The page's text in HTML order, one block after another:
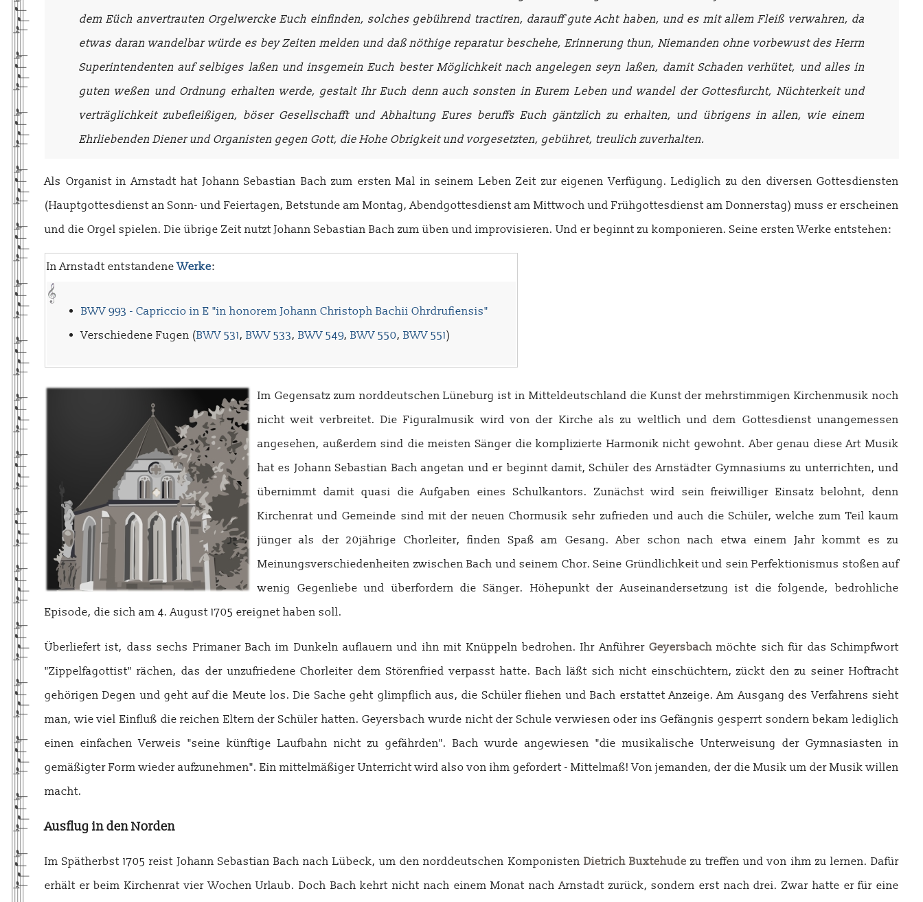
dem Eüch anvertrauten Orgelwercke Euch einfinden, solches gebührend tractiren, darauff gute Acht haben, und es mit allem Fleiß verwahren, da
etwas daran wandelbar würde es bey Zeiten melden und daß nöthige reparatur beschehe, Erinnerung thun, Niemanden ohne vorbewust des Herrn
Superintendenten auf selbiges laßen und insgemein Euch bester Möglichkeit nach angelegen seyn laßen, damit Schaden verhütet, und alles in
guten weßen und Ordnung erhalten werde, gestalt Ihr Euch denn auch sonsten in Eurem Leben und wandel der Gottesfurcht, Nüchterkeit und
verträglichkeit zubefleißigen, böser Gesellschafft und Abhaltung Eures beruffs Euch gäntzlich zu erhalten, und übrigens in allen, wie einem
Ehrliebenden Diener und Organisten gegen Gott, die Hohe Obrigkeit und vorgesetzten, gebühret, treulich zuverhalten.
Als Organist in Arnstadt hat Johann Sebastian Bach zum ersten Mal in seinem Leben Zeit zur eigenen Verfügung. Lediglich zu den diversen Gottesdiensten
(Hauptgottesdienst an Sonn- und Feiertagen, Betstunde am Montag, Abendgottesdienst am Mittwoch und Frühgottesdienst am Donnerstag) muss er erscheinen
und die Orgel spielen. Die übrige Zeit nutzt Johann Sebastian Bach zum üben und improvisieren. Und er beginnt zu komponieren. Seine ersten Werke entstehen:
In Arnstadt entstandeneWerke:
BWV 993 - Capriccio in E "in honorem Johann Christoph Bachii Ohrdrufiensis"
Verschiedene Fugen (BWV 531, BWV 533, BWV 549, BWV 550, BWV 551)
Im Gegensatz zum norddeutschen Lüneburg ist in Mitteldeutschland die Kunst der mehrstimmigen Kirchenmusik noch
nicht weit verbreitet. Die Figuralmusik wird von der Kirche als zu weltlich und dem Gottesdienst unangemessen
angesehen, außerdem sind die meisten Sänger die komplizierte Harmonik nicht gewohnt. Aber genau diese Art Musik
hat es Johann Sebastian Bach angetan und er beginnt damit, Schüler des Arnstädter Gymnasiums zu unterrichten, und
übernimmt damit quasi die Aufgaben eines Schulkantors. Zunächst wird sein freiwilliger Einsatz belohnt, denn
Kirchenrat und Gemeinde sind mit der neuen Chormusik sehr zufrieden und auch die Schüler, welche zum Teil kaum
jünger als der 20jährige Chorleiter, finden Spaß am Gesang. Aber schon nach etwa einem Jahr kommt es zu
Meinungsverschiedenheiten zwischen Bach und seinem Chor. Seine Gründlichkeit und sein Perfektionismus stoßen auf
wenig Gegenliebe und überfordern die Sänger. Höhepunkt der Auseinandersetzung ist die folgende, bedrohliche
Episode, die sich am 4. August 1705 ereignet haben soll.
Überliefert ist, dass sechs Primaner Bach im Dunkeln auflauern und ihn mit Knüppeln bedrohen. Ihr AnführerGeyersbach möchte sich für das Schimpfwort
"Zippelfagottist" rächen, das der unzufriedene Chorleiter dem Störenfried verpasst hatte. Bach läßt sich nicht einschüchtern, zückt den zu seiner Hoftracht
gehörigen Degen und geht auf die Meute los. Die Sache geht glimpflich aus, die Schüler fliehen und Bach erstattet Anzeige. Am Ausgang des Verfahrens sieht
man, wie viel Einfluß die reichen Eltern der Schüler hatten. Geyersbach wurde nicht der Schule verwiesen oder ins Gefängnis gesperrt sondern bekam lediglich
einen einfachen Verweis "seine künftige Laufbahn nicht zu gefährden". Bach wurde angewiesen "die musikalische Unterweisung der Gymnasiasten in
gemäßigter Form wieder aufzunehmen". Ein mittelmäßiger Unterricht wird also von ihm gefordert - Mittelmaß! Von jemanden, der die Musik um der Musik willen
macht.
Ausflug in den Norden
Im Spätherbst 1705 reist Johann Sebastian Bach nach Lübeck, um den norddeutschen Komponisten Dietrich Buxtehude zu treffen und von ihm zu lernen. Dafür
erhält er beim Kirchenrat vier Wochen Urlaub. Doch Bach kehrt nicht nach einem Monat nach Arnstadt zurück, sondern erst nach drei. Zwar hatte er für eine